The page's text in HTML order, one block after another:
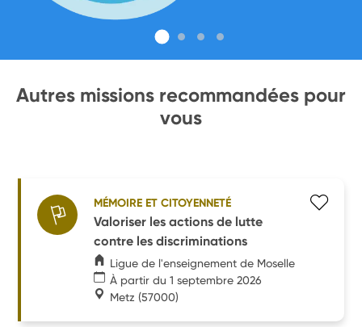
Autres missions recommandées pour
vous
MÉMOIRE ET CITOYENNETÉ
Valoriser les actions de lutte
contre les discriminations
Ligue de l'enseignement de Moselle
À partir du 1 septembre 2026
Metz (57000)